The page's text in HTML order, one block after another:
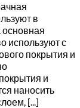
в
основная
используют с
покрытия и
и
наносить
[...]